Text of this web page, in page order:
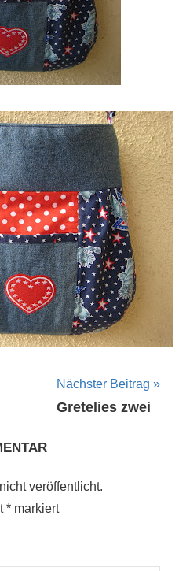
Nächster Beitrag
Gretelies zwei
veröffentlicht.
* markiert